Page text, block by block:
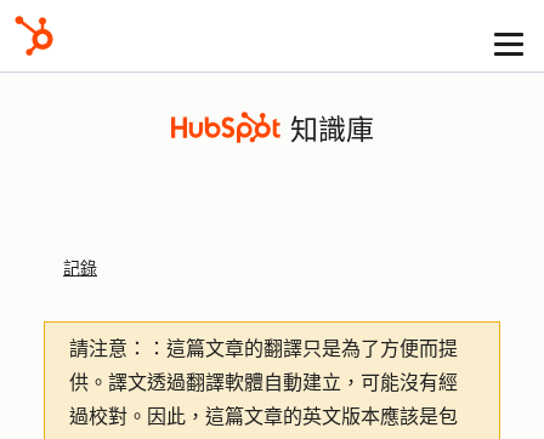
知識庫
記錄
請注意：
：這篇文章的翻譯只是為了方便而提
供。譯文透過翻譯軟體自動建立，可能沒有經
過校對。因此，這篇文章的英文版本應該是包